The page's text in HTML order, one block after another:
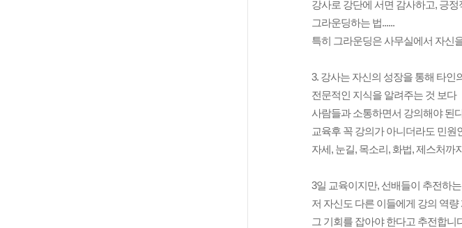
강사로 강단에 서면 감사하고, 긍
그라운딩하는 법......
특히 그라운딩은 사무실에서 자신
3. 강사는 자신의 성장을 통해 타인
전문적인 지식을 알려주는 것 보다
사람들과 소통하면서 강의해야 된
교육후 꼭 강의가 아니더라도 민원
자세, 눈길, 목소리, 화법, 제스처까
3일 교육이지만, 선배들이 추전하
저 자신도 다른 이들에게 강의 역
그 기회를 잡아야 한다고 추전합니